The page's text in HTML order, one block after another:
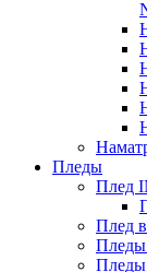
Пледы
Плед
Плед
Пледы
Пледы